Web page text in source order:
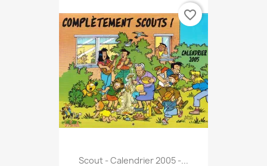
Scout - Calendrier 2005 -...
favorite_border